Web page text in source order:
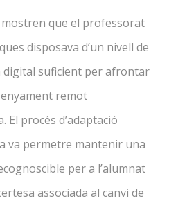
que el professorat
disposava d’un nivell de
digital suficient per afrontar
remot
El procés d’adaptació
va permetre mantenir una
per a l’alumnat
associada al canvi de